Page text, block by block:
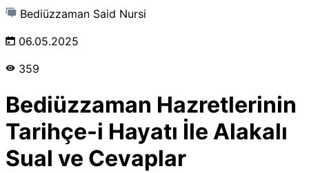
Bediüzzaman Said Nursi
06.05.2025
359
Bediüzzaman Hazretlerinin
Tarihçe-i Hayatı İle Alakalı
Sual ve Cevaplar